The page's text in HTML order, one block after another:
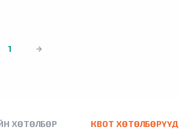
1
ХӨТӨЛБӨР КВОТ ХӨТӨЛБӨРҮҮД